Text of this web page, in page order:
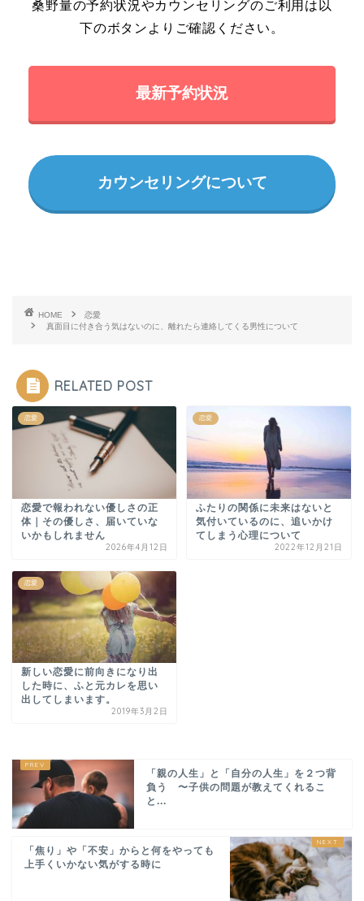
桑野量の予約状況やカウンセリングのご利用は以
下のボタンよりご確認ください。
最新予約状況
カウンセリングについて
HOME
恋愛
真面目に付き合う気はないのに、離れたら連絡してくる男性について
RELATED POST
恋愛
恋愛で報われない優しさの正
体｜その優しさ、届いていな
いかもしれません
2026年4月12日
恋愛
ふたりの関係に未来はないと
気付いているのに、追いかけ
てしまう心理について
2022年12月21日
恋愛
新しい恋愛に前向きになり出
した時に、ふと元カレを思い
出してしまいます。
2019年3月2日
「親の人生」と「自分の人生」を２つ背
負う 〜子供の問題が教えてくれるこ
と...
「焦り」や「不安」からと何をやっても
上手くいかない気がする時に